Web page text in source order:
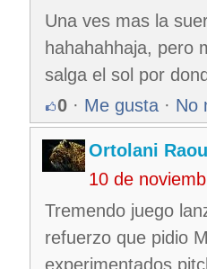
Una ves mas la
hahahahhaja, pero
salga el sol por
0 · Me gusta · No
Ortolani
10 de
Tremendo juego
refuerzo que pidio
experimentados